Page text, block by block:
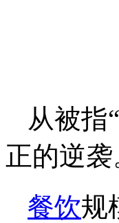
从被指
正的逆袭
餐饮规